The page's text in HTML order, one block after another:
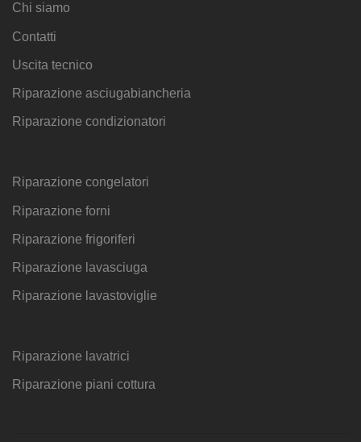
Chi siamo
Contatti
Uscita tecnico
Riparazione asciugabiancheria
Riparazione condizionatori
Riparazione congelatori
Riparazione forni
Riparazione frigoriferi
Riparazione lavasciuga
Riparazione lavastoviglie
Riparazione lavatrici
Riparazione piani cottura